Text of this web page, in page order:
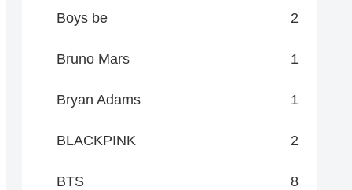
Boys be 2
Bruno Mars 1
Bryan Adams 1
BLACKPINK 2
BTS 8